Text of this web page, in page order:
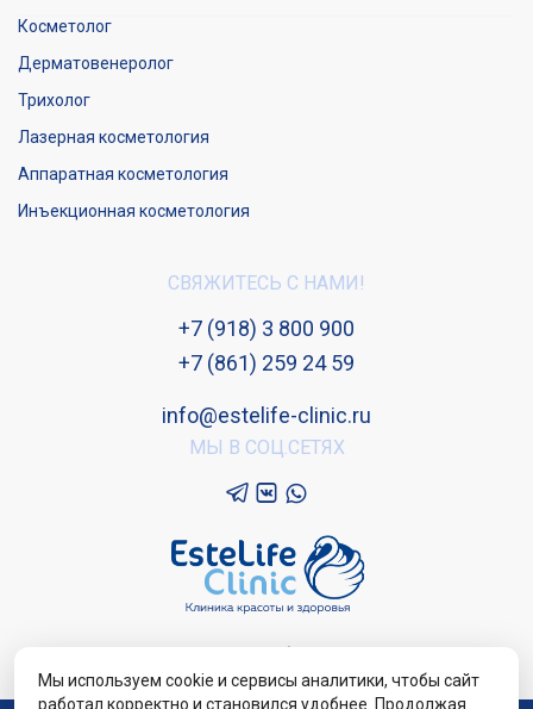
Косметолог
Дерматовенеролог
Трихолог
Лазерная косметология
Аппаратная косметология
Инъекционная косметология
СВЯЖИТЕСЬ С НАМИ!
+7 (918) 3 800 900
+7 (861) 259 24 59
info@estelife-clinic.ru
МЫ В СОЦ.СЕТЯХ
Мы используем cookie и сервисы аналитики, чтобы сайт
работал корректно и становился удобнее. Продолжая